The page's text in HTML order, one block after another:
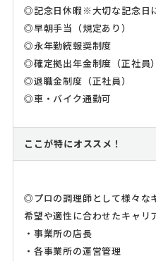
◎記念日休暇※大切な記念日
◎早朝手当（規定あり）
◎永年勤続報奨制度
◎確定拠出年金制度（正社員）
◎退職金制度（正社員）
◎車・バイク通勤可
ここが特にオススメ！
◎プロの調理師として様々な
希望や適性に合わせたキャリ
・事業所の店長
・各事業所の運営管理